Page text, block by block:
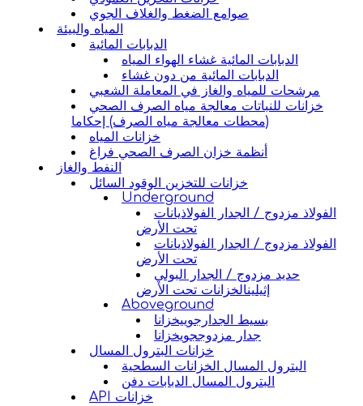
صوامع الضغط والغلاف الجوي
المياه والبيئة
الدبابات المائية
الدبابات المائية غشاء الهواء المياه
الدبابات المائية من دون غشاء
مرشحات للمياه والغاز في المعاملة الشعبي
خزانات للنباتات معالجة مياه الصرف الصحي
(محطات معالجة مياه الصرف) إحكاما
خزانات المياه
أنظمة خزان الصرف الصحي فراغ
النفط والغاز
خزانات للتخزين الوقود السائل
Underground
الفولاذ مزدوج / الجدار الفولاذيانات
تحت الأرض
الفولاذ مزدوج / الجدار الفولاذيانات
تحت الأرض
حديد مزدوج / الجدار البولي
إثيلينالخزانات تحت الأرض
Aboveground
بسيط الجدارجوييخزانا
جدار مزدوججويخزانا
خزانات البترول المسال
البترول المسال الخزانات السطحية
البترول المسال الدبابات دفن
API خزانات